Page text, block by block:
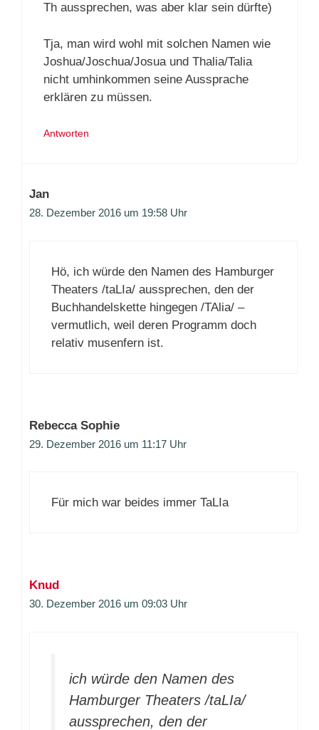
Th aussprechen, was aber klar sein dürfte)
Tja, man wird wohl mit solchen Namen wie
Joshua/Joschua/Josua und Thalia/Talia
nicht umhinkommen seine Aussprache
erklären zu müssen.
Antworten
Jan
28. Dezember 2016 um 19:58 Uhr
Hö, ich würde den Namen des Hamburger
Theaters /taLIa/ aussprechen, den der
Buchhandelskette hingegen /TAlia/ –
vermutlich, weil deren Programm doch
relativ musenfern ist.
Rebecca Sophie
29. Dezember 2016 um 11:17 Uhr
Für mich war beides immer TaLIa
Knud
30. Dezember 2016 um 09:03 Uhr
ich würde den Namen des
Hamburger Theaters /taLIa/
aussprechen, den der